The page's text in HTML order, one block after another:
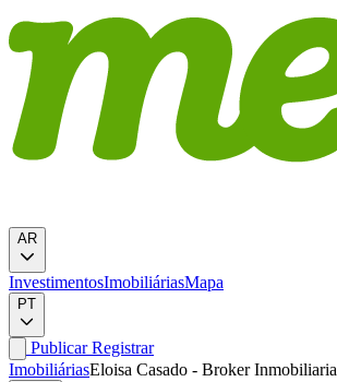
AR
InvestimentosImobiliáriasMapa
PT
PublicarRegistrar
ImobiliáriasEloisa Casado - Broker Inmobiliaria